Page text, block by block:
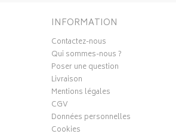
INFORMATION
Contactez-nous
Qui sommes-nous ?
Poser une question
Livraison
Mentions légales
CGV
Données personnelles
Cookies